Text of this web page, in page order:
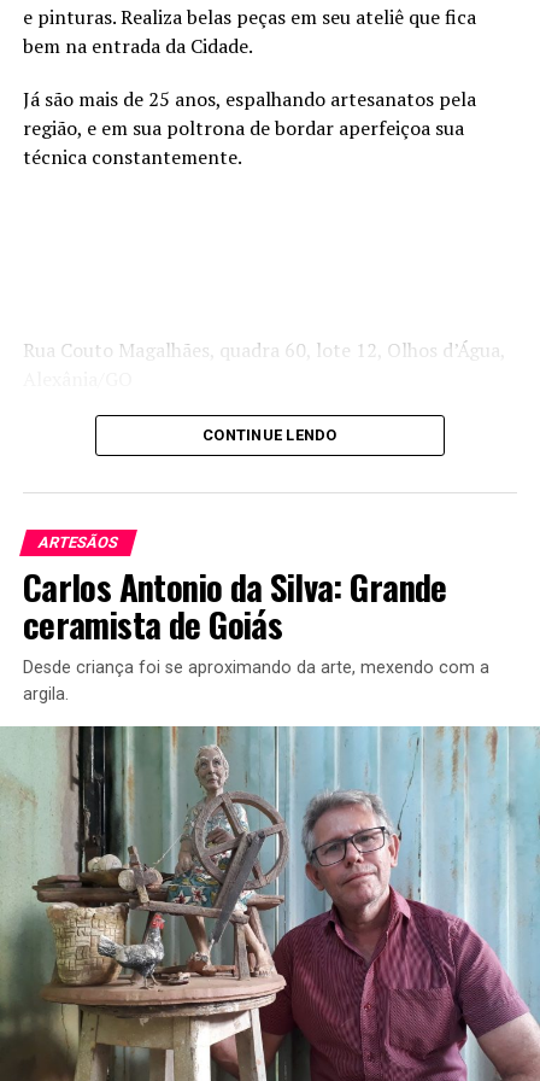
e pinturas. Realiza belas peças em seu ateliê que fica
bem na entrada da Cidade.
Já são mais de 25 anos, espalhando artesanatos pela
região, e em sua poltrona de bordar aperfeiçoa sua
técnica constantemente.
Rua Couto Magalhães, quadra 60, lote 12, Olhos d’Água,
Técnicas:
cria com retalhos, bordados e pinturas
CONTINUE LENDO
ARTESÃOS
Carlos Antonio da Silva: Grande
ceramista de Goiás
Desde criança foi se aproximando da arte, mexendo com a
argila.